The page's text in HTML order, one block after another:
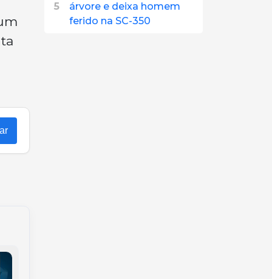
5
árvore e deixa homem
ferido na SC-350